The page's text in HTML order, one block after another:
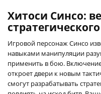
Хитоси Синсо:
Игровой персонаж Синсо
навыками манипуляции
применить в бою.
откроет двери к новым
смогут разрабатывать